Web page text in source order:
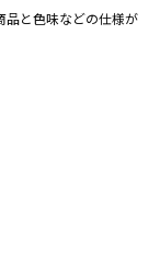
と色味などの仕様が